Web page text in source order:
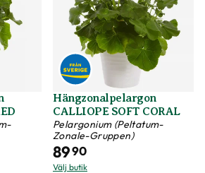
Hängzonalpelargon
CALLIOPE SOFT CORAL
Pelargonium (Peltatum-
Zonale-Gruppen)
8990
Välj butik